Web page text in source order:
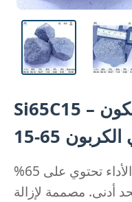
Si65C15 – مزيل أكسدة سيليكون
65-15
سبيكة سيليكون كربون عالية الأداء تحتوي على 65%
كحد أدنى. مصممة لإزالة